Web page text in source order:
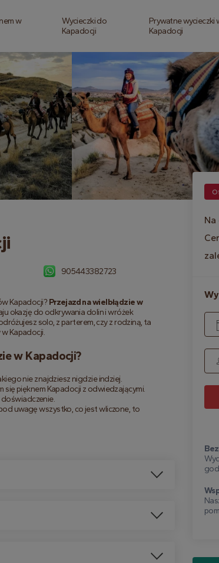
w
Wycieczki do
Kapadocji
Prywatne wycieczki
Kapadocji
905443382723
Kapadocji? Przejazd na wielbłądzie w
okazję do odkrywania dolin i wróżek
solo, z parterem, czy z rodziną, ta
Kapadocji.
w Kapadocji?
nie znajdziesz nigdzie indziej.
się pięknem Kapadocji z odwiedzającymi.
doświadczenie.
uwagę wszystko, co jest wliczone, to
Na